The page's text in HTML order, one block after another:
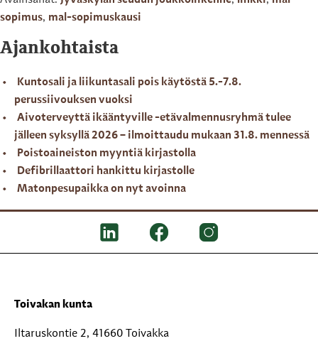
sopimus, mal-sopimuskausi
Ajankohtaista
Kuntosali ja liikuntasali pois käytöstä 5.-7.8.
perussiivouksen vuoksi
Aivoterveyttä ikääntyville -etävalmennusryhmä tulee
jälleen syksyllä 2026 – ilmoittaudu mukaan 31.8. mennessä
Poistoaineiston myyntiä kirjastolla
Defibrillaattori hankittu kirjastolle
Matonpesupaikka on nyt avoinna
Toivakan kunta
Iltaruskontie 2, 41660 Toivakka